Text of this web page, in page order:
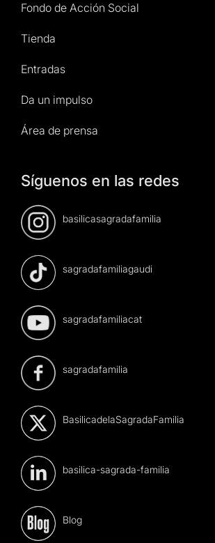
Fondo de Acción Social
Tienda
Entradas
Da un impulso
Área de prensa
Síguenos en las redes
basilicasagradafamilia
sagradafamiliagaudi
sagradafamiliacat
sagradafamilia
BasilicadelaSagradaFamilia
basilica-sagrada-familia
Blog